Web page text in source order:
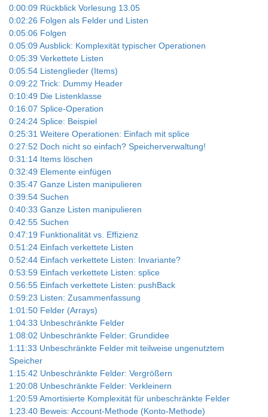
0:00:09 Rückblick Vorlesung 13.05
0:02:26 Folgen als Felder und Listen
0:05:06 Folgen
0:05:09 Ausblick: Komplexität typischer Operationen
0:05:39 Verkettete Listen
0:05:54 Listenglieder (Items)
0:09:22 Trick: Dummy Header
0:10:49 Die Listenklasse
0:16:07 Splice-Operation
0:24:24 Splice: Beispiel
0:25:31 Weitere Operationen: Einfach mit splice
0:27:52 Doch nicht so einfach? Speicherverwaltung!
0:31:14 Items löschen
0:32:49 Elemente einfügen
0:35:47 Ganze Listen manipulieren
0:39:54 Suchen
0:40:33 Ganze Listen manipulieren
0:42:55 Suchen
0:47:19 Funktionalität vs. Effizienz
0:51:24 Einfach verkettete Listen
0:52:44 Einfach verkettete Listen: Invariante?
0:53:59 Einfach verkettete Listen: splice
0:56:55 Einfach verkettete Listen: pushBack
0:59:23 Listen: Zusammenfassung
1:01:50 Felder (Arrays)
1:04:33 Unbeschränkte Felder
1:08:02 Unbeschränkte Felder: Grundidee
1:11:33 Unbeschränkte Felder mit teilweise ungenutztem
Speicher
1:15:42 Unbeschränkte Felder: Vergrößern
1:20:08 Unbeschränkte Felder: Verkleinern
1:20:59 Amortisierte Komplexität für unbeschränkte Felder
1:23:40 Beweis: Account-Methode (Konto-Methode)